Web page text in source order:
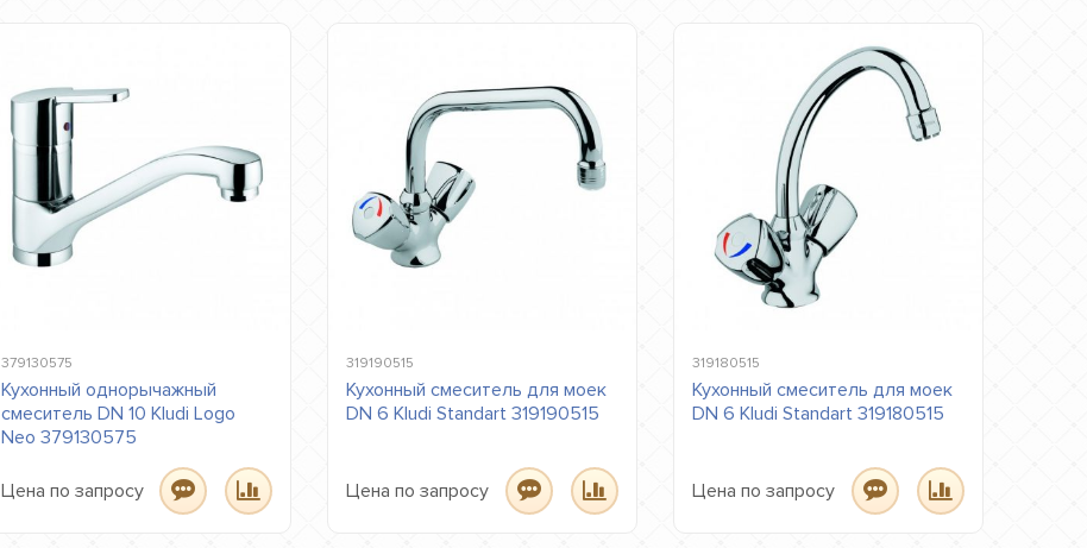
379130575
Кухонный однорычажный
смеситель DN 10 Kludi Logo
Neo 379130575
Цена по запросу
319190515
Кухонный смеситель для моек
DN 6 Kludi Standart 319190515
Цена по запросу
319180515
Кухонный смеситель для моек
DN 6 Kludi Standart 319180515
Цена по запросу